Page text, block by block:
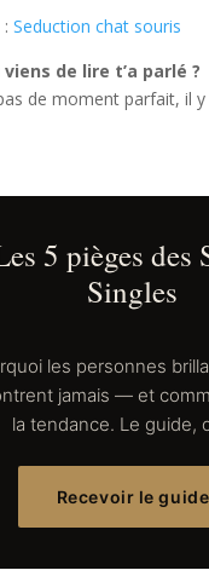
Seduction chat souris
de lire t’a parlé ?
de moment parfait, il
5 pièges des
Singles
les personnes
jamais — et
la tendance. Le guide,
Recevoir le guide